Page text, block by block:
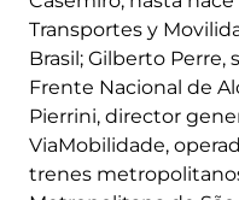
Transportes y
Brasil; Gilberto Perre,
Frente Nacional de
Pierrini, director
ViaMobilidade,
trenes